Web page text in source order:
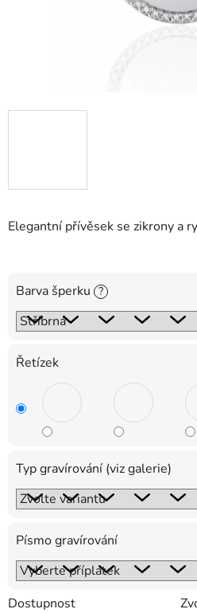
Elegantní přívěsek se zikrony a
Barva šperku ?
Řetízek
Typ gravírování (viz galerie)
Písmo gravírování
Dostupnost